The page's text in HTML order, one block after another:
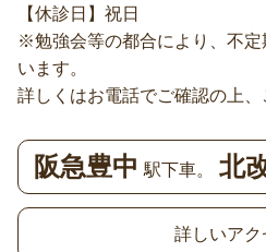
【休診日】祝日
※勉強会等の都合により、不
います。
詳しくはお電話でご確認の上、
阪急豊中 駅下車。 北
詳しいア